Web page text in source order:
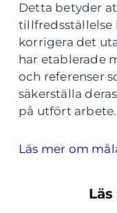
Detta betyder
tillfredsställelse
korrigera det
har etablerade
och referenser
säkerställa
på utfört arbete.
Läs mer om